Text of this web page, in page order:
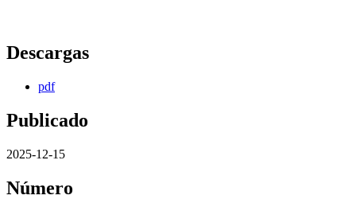
Descargas
pdf
Publicado
2025-12-15
Número